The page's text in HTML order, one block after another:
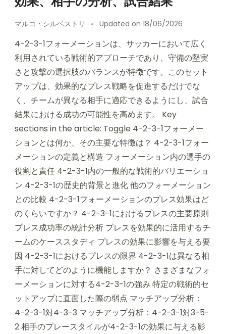
マルコ・シルベストリ Updated on 18/06/2026
4-2-3-1フォーメーションは、サッカーにおいて広く
利用されている戦術的アプローチであり、守備の堅実
さと攻撃の選択肢のバランスが特徴です。このセット
アップは、効果的なプレス戦略を促進するだけでな
く、チームが異なる相手に適応できるようにし、試合
結果における成功の可能性を高めます。 Key
sections in the article: Toggle 4-2-3-1フォーメー
ションとは何か、その主要な特徴は？ 4-2-3-1フォー
メーションの定義と構造 フォーメーション内の選手の
役割と責任 4-2-3-1内の一般的な戦術的バリエーショ
ン 4-2-3-1の歴史的背景と進化 他のフォーメーション
との比較 4-2-3-1フォーメーションのプレス効果はど
のくらいですか？ 4-2-3-1におけるプレスの主要原則
プレス成功率の統計分析 プレスを効果的に活用するチ
ームのケーススタディ プレスの効果に影響を与える要
因 4-2-3-1におけるプレスの限界 4-2-3-1は異なる相
手に対してどのように機能しますか？ さまざまなフォ
ーメーションに対する4-2-3-1の強み 特定の戦術的セ
ットアップに直面した際の弱点 マッチアップ分析：
4-2-3-1対4-3-3 マッチアップ分析：4-2-3-1対3-5-
2 相手のプレースタイルが4-2-3-1の効果に与える影